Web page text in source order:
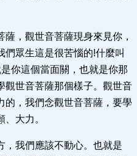
，觀世音菩薩現身來見你，
眾生這是很苦惱的!什麼叫
你這個當面關，也就是你那
觀世音菩薩那個樣子。觀世音
的，我們念觀世音菩薩，要學
大力。
，我們應該不動心。也就是